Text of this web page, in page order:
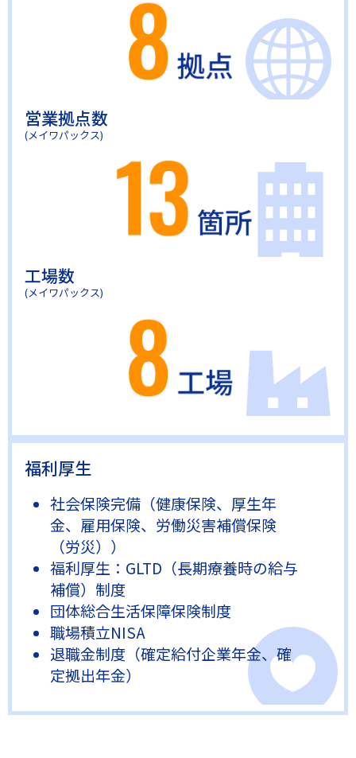
営業拠点数
(メイワパックス)
工場数
(メイワパックス)
福利厚生
社会保険完備（健康保険、厚生年
金、雇用保険、労働災害補償保険
（労災））
福利厚生：GLTD（長期療養時の給与
補償）制度
団体総合生活保障保険制度
職場積立NISA
退職金制度（確定給付企業年金、確
定拠出年金）